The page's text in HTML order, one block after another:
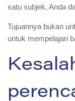
satu subjek, Anda
Tujuannya bukan
untuk mempelajari